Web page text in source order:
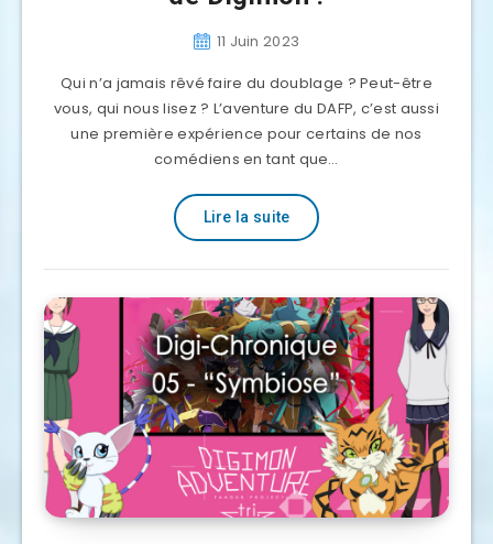
11 Juin 2023
Qui n’a jamais rêvé faire du doublage ? Peut-être
vous, qui nous lisez ? L’aventure du DAFP, c’est aussi
une première expérience pour certains de nos
comédiens en tant que…
Lire la suite